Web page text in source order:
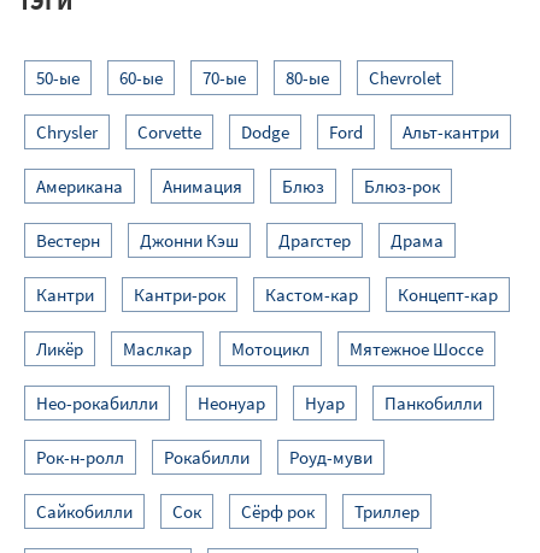
50-ые 60-ые 70-ые 80-ые Chevrolet
Chrysler Corvette Dodge Ford Альт-кантри
Американа Анимация Блюз Блюз-рок
Вестерн Джонни Кэш Драгстер Драма
Кантри Кантри-рок Кастом-кар Концепт-кар
Ликёр Маслкар Мотоцикл Мятежное Шоссе
Нео-рокабилли Неонуар Нуар Панкобилли
Рок-н-ролл Рокабилли Роуд-муви
Сайкобилли Сок Сёрф рок Триллер